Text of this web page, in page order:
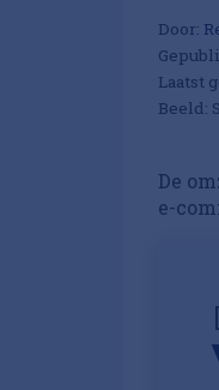
Door:
Laatst
Beeld:
De
e-